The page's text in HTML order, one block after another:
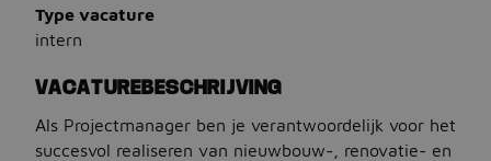
Type vacature
intern
VACATUREBESCHRIJVING
Als Projectmanager ben je verantwoordelijk voor het
succesvol realiseren van nieuwbouw-, renovatie- en
Jobbird
Kies een andere regio
Jobs Deutschland